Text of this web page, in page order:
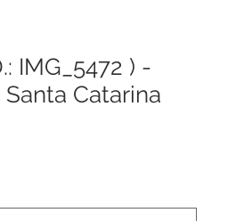
IMG_5472 ) -
Catarina